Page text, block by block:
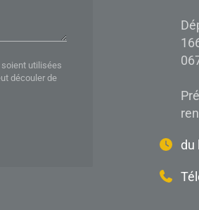
utilisées
découler de
du